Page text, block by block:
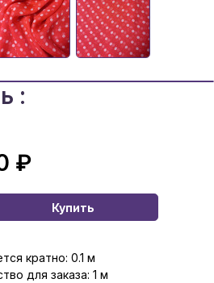
:
₽
Купить
кратно: 0.1 м
для заказа: 1 м